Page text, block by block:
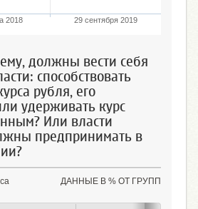
2018 29 сентября 2019
должны вести себя
способствовать
рубля, его
удерживать курс
Или власти
предпринимать в
ДАННЫЕ В % ОТ ГРУПП